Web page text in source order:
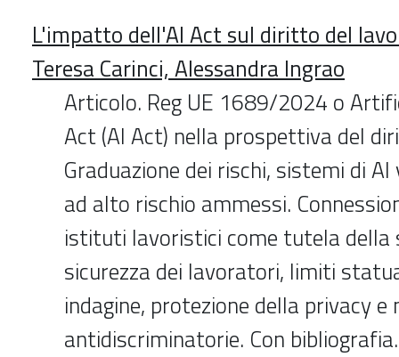
L'impatto dell'AI Act sul diritto del
Teresa Carinci, Alessandra Ingrao
Articolo. Reg UE 1689/2024 o
Act (AI Act) nella prospettiva del
Graduazione dei rischi, sistemi di
ad alto rischio ammessi.
istituti lavoristici come tutela della
sicurezza dei lavoratori, limiti
indagine, protezione della privacy e
antidiscriminatorie. Con bibliografia.